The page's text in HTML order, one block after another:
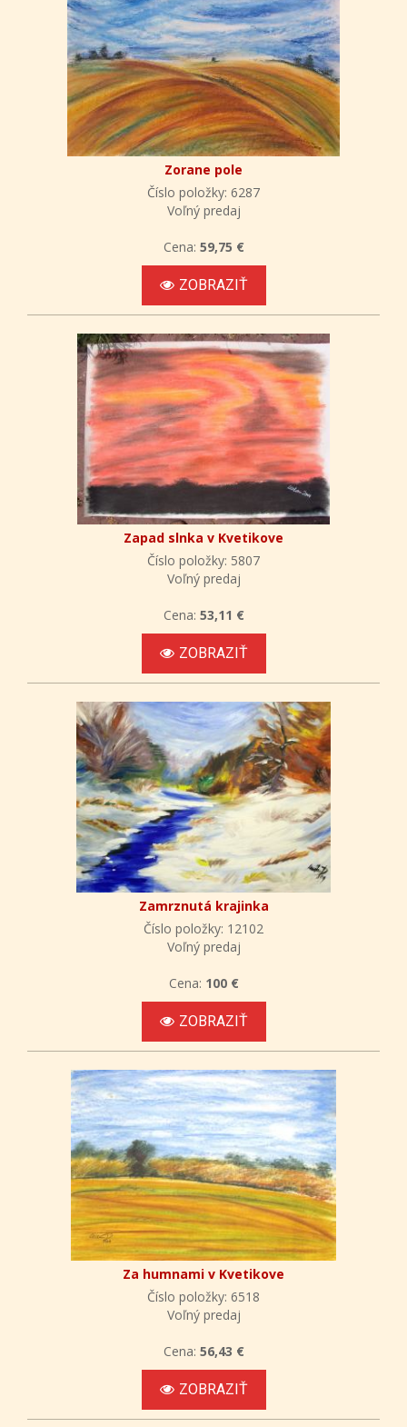
Zorane pole
Číslo položky: 6287
Voľný predaj
Cena: 59,75 €
ZOBRAZIŤ
Zapad slnka v Kvetikove
Číslo položky: 5807
Voľný predaj
Cena: 53,11 €
ZOBRAZIŤ
Zamrznutá krajinka
Číslo položky: 12102
Voľný predaj
Cena: 100 €
ZOBRAZIŤ
Za humnami v Kvetikove
Číslo položky: 6518
Voľný predaj
Cena: 56,43 €
ZOBRAZIŤ